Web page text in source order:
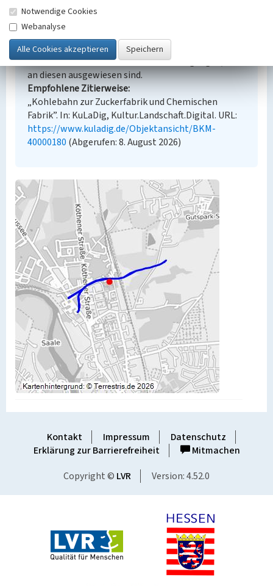
Urheberrechtlicher Hinweis
Der hier präsentierte Inhalt steht unter der freien
Lizenz dl-by-de/2.0 (Namensnennung). Die
angezeigten Medien unterliegen möglicherweise
zusätzlichen urheberrechtlichen Bedingungen, die
an diesen ausgewiesen sind.
Empfohlene Zitierweise
„Kohlebahn zur Zuckerfabrik und Chemischen
Fabrik”. In: KuLaDig, Kultur.Landschaft.Digital. URL:
https://www.kuladig.de/Objektansicht/BKM-
40000180 (Abgerufen: 8. August 2026)
Kontakt Impressum
Datenschutz
Erklärung zur Barrierefreiheit
Mitmachen
Copyright © LVR Version: 4.52.0
Notwendige Cookies
Webanalyse